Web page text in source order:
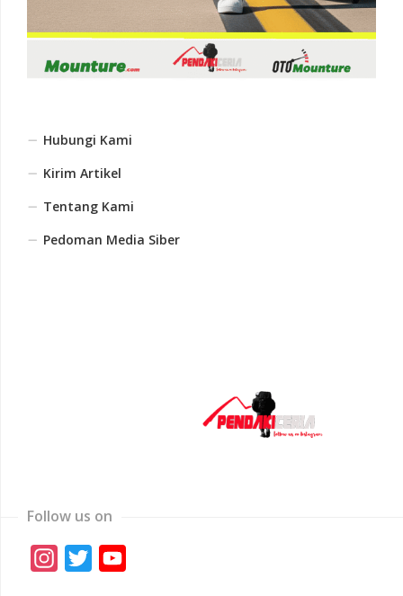
Hubungi Kami
Kirim Artikel
Tentang Kami
Pedoman Media Siber
Follow us on
Instagram
Twitter